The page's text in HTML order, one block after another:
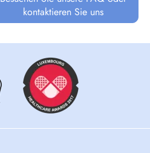
kontaktieren Sie uns